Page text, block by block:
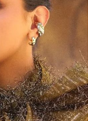
हैदराबाद और
रही है. वहीं, कार
बेंज सी क्लास मौजूद